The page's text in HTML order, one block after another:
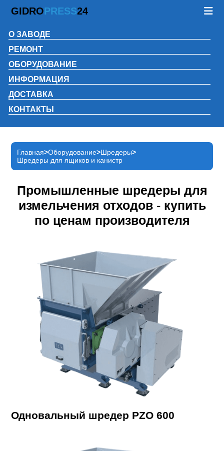
GIDROPRESS24
О ЗАВОДЕ
РЕМОНТ
ОБОРУДОВАНИЕ
ИНФОРМАЦИЯ
ДОСТАВКА
КОНТАКТЫ
Главная Оборудование Шредеры
Шредеры для ящиков и канистр
Промышленные шредеры для
измельчения отходов - купить
по ценам производителя
Одновальный шредер PZO 600